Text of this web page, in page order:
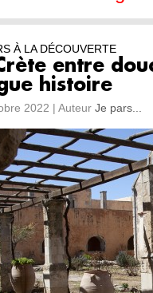
À LA DÉCOUVERTE
entre
histoire
2022 | Auteur Je pars...